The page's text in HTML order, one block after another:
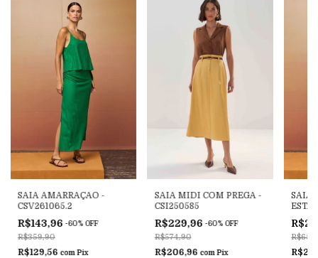
SAIA AMARRAÇAO -
CSV261065.2
R$143,96 -60% OFF
R$359,90
R$129,56 com Pix
SAIA MIDI COM PREGA -
CSI250585
R$229,96 -60% OFF
R$574,90
R$206,96 com Pix
SAIA